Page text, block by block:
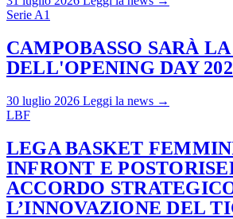
Serie A1
CAMPOBASSO SARÀ LA
DELL'OPENING DAY
30 luglio 2026 Leggi la news →
LBF
LEGA BASKET
INFRONT E
ACCORDO
L’INNOVAZIONE DEL